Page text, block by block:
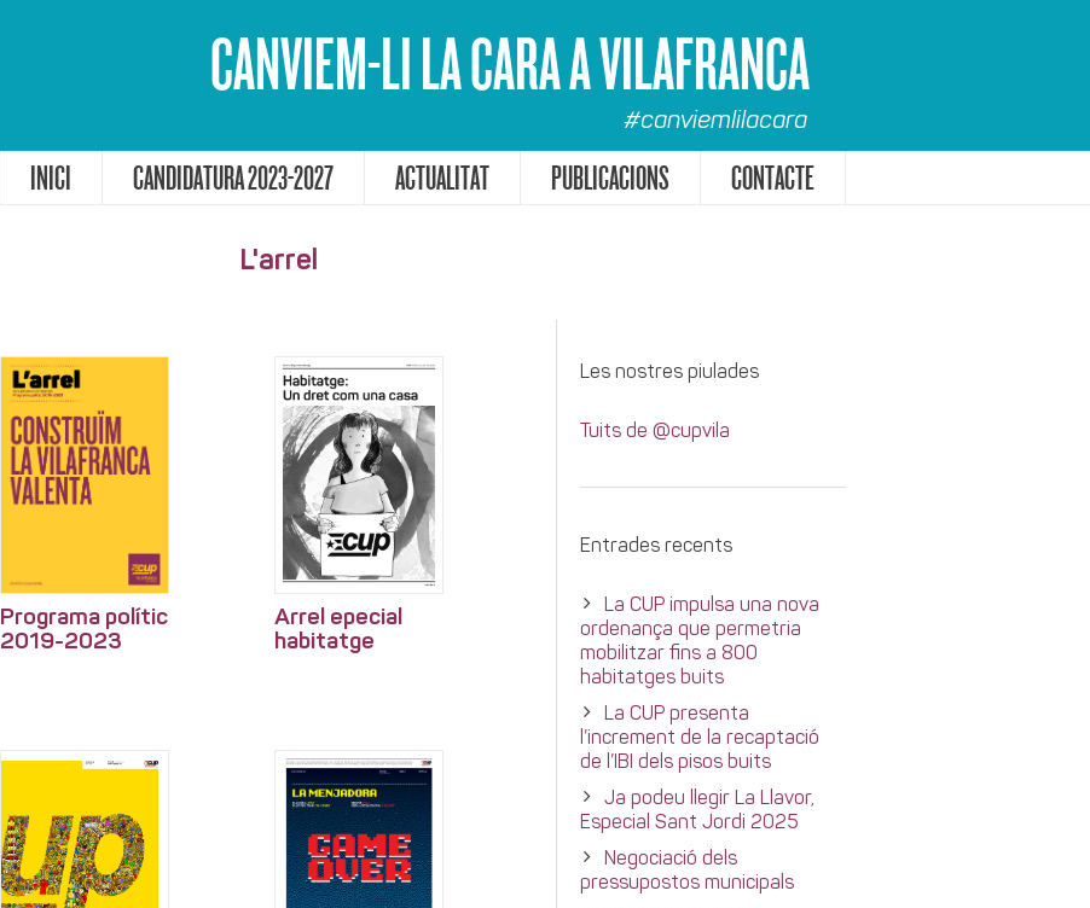
CANVIEM-LI LA CARA A VILAFRANCA
#canviemlilacara
INICI CANDIDATURA 2023-2027 ACTUALITAT PUBLICACIONS CONTACTE
L'arrel
Programa polític
2019-2023
Arrel epecial
habitatge
Les nostres piulades
Tuits de @cupvila
Entrades recents
La CUP impulsa una nova
ordenança que permetria
mobilitzar fins a 800
habitatges buits
La CUP presenta
l’increment de la recaptació
de l’IBI dels pisos buits
Ja podeu llegir La Llavor,
Especial Sant Jordi 2025
Negociació dels
pressupostos municipals